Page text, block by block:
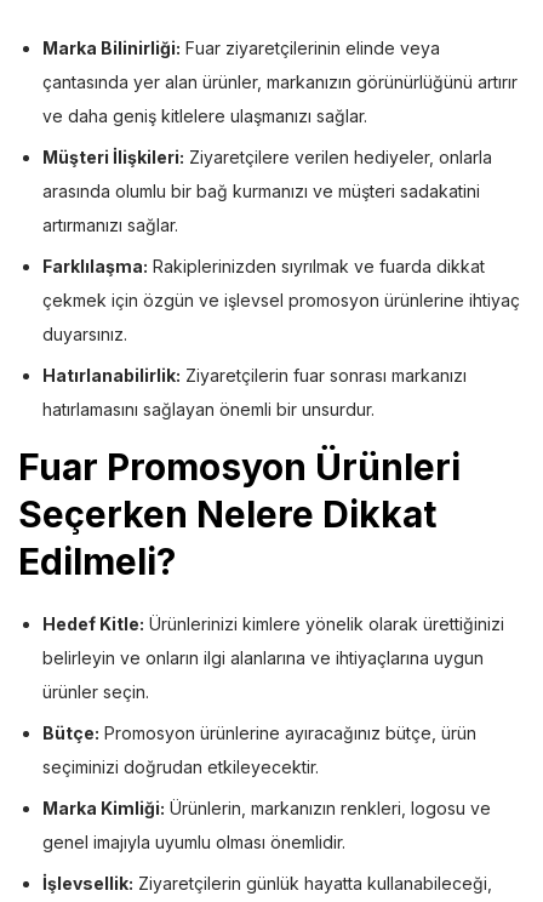
Marka Bilinirliği: Fuar ziyaretçilerinin elinde veya
çantasında yer alan ürünler, markanızın görünürlüğünü artırır
ve daha geniş kitlelere ulaşmanızı sağlar.
Müşteri İlişkileri: Ziyaretçilere verilen hediyeler, onlarla
arasında olumlu bir bağ kurmanızı ve müşteri sadakatini
artırmanızı sağlar.
Farklılaşma: Rakiplerinizden sıyrılmak ve fuarda dikkat
çekmek için özgün ve işlevsel promosyon ürünlerine ihtiyaç
duyarsınız.
Hatırlanabilirlik: Ziyaretçilerin fuar sonrası markanızı
hatırlamasını sağlayan önemli bir unsurdur.
Fuar Promosyon Ürünleri
Seçerken Nelere Dikkat
Edilmeli?
Hedef Kitle: Ürünlerinizi kimlere yönelik olarak ürettiğinizi
belirleyin ve onların ilgi alanlarına ve ihtiyaçlarına uygun
ürünler seçin.
Bütçe: Promosyon ürünlerine ayıracağınız bütçe, ürün
seçiminizi doğrudan etkileyecektir.
Marka Kimliği: Ürünlerin, markanızın renkleri, logosu ve
genel imajıyla uyumlu olması önemlidir.
İşlevsellik: Ziyaretçilerin günlük hayatta kullanabileceği,